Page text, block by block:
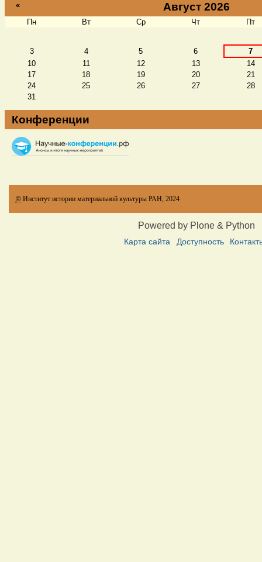
« Август 2026
Пн Вт Ср Чт Пт
3 4 5 6
7
10
11 12 13
14
17
18 19 20
21
24
25 26 27
28
31
Конференции
© Институт истории материальной культуры РАН, 2024
Powered by Plone & Python
Карта сайта Доступность